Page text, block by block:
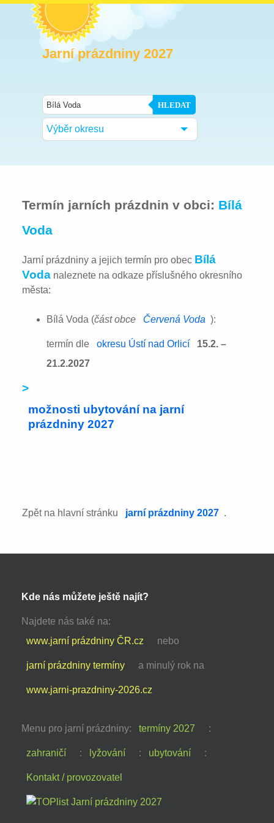
Jarní prázdniny 2027
HLEDAT
Výběr okresu
Termín jarních prázdnin v obci: Bílá
Voda
Jarní prázdniny a jejich termín pro obec Bílá
Voda naleznete na odkaze příslušného okresního
města:
Bílá Voda (část obce Červená Voda ):
termín dle okresu Ústí nad Orlicí
15.2. –
21.2.2027
>
možnosti ubytování na jarní
prázdniny 2027
Zpět na hlavní stránku jarní prázdniny 2027 .
Kde nás můžete ještě najít?
Najdete nás také na:
www.jarní prázdniny ČR.cz
nebo
jarní prázdniny termíny a minulý rok na
www.jarni-prazdniny-2026.cz
Menu pro jarní prázdniny: termíny 2027 :
zahraničí : lyžování : ubytování :
Kontakt / provozovatel